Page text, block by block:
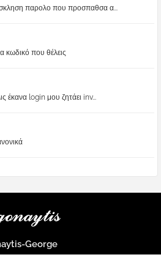
παρολο που προσπαθσα α...
κωδικό που θέλεις
έκανα login μου ζητάει inv...
George